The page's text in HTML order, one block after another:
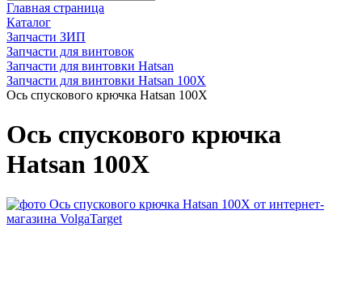
Главная страница
Каталог
Запчасти ЗИП
Запчасти для винтовок
Запчасти для винтовки Hatsan
Запчасти для винтовки Hatsan 100X
Ось спускового крючка Hatsan 100X
Ось спускового крючка
Hatsan 100X